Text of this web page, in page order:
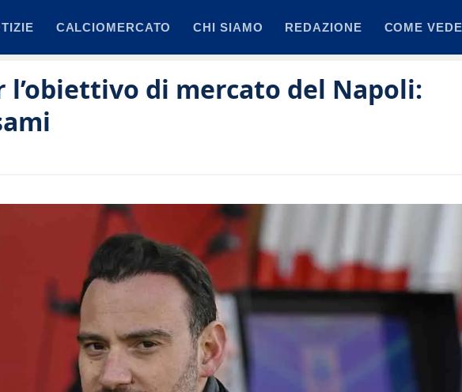
CALCIOMERCATO CHI SIAMO REDAZIONE COME
di mercato del Napoli: